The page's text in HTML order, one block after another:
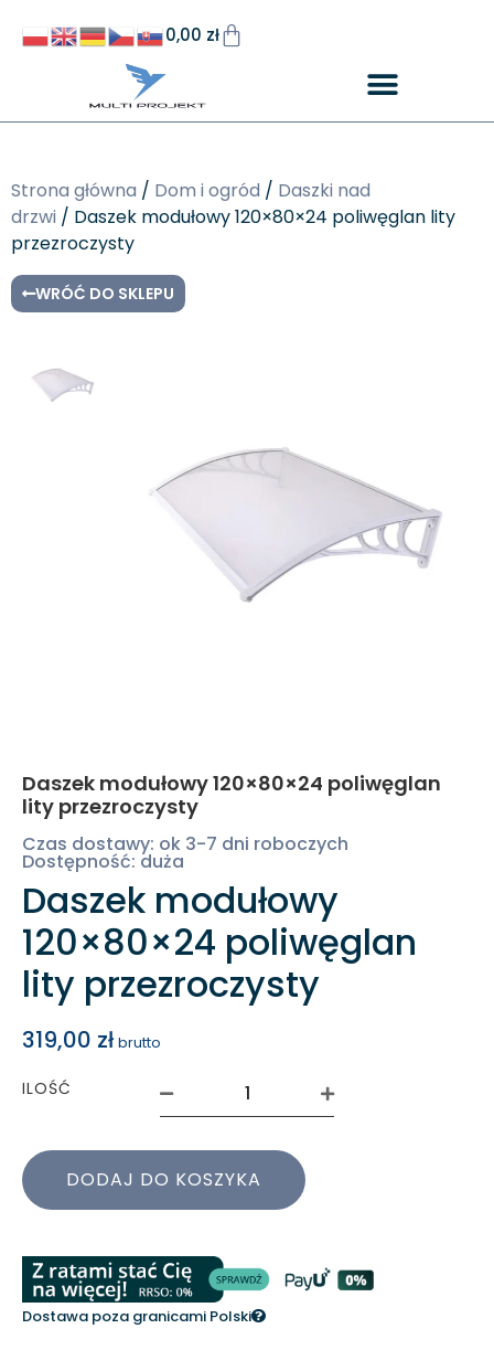
0,00 zł
Strona główna / Dom i ogród / Daszki nad
drzwi / Daszek modułowy 120×80×24 poliwęglan lity
przezroczysty
WRÓĆ DO SKLEPU
Daszek modułowy 120×80×24 poliwęglan
lity przezroczysty
Czas dostawy: ok 3-7 dni roboczych
Dostępność: duża
Daszek modułowy
120×80×24 poliwęglan
lity przezroczysty
319,00 zł brutto
ILOŚĆ
DODAJ DO KOSZYKA
Dostawa poza granicami Polski